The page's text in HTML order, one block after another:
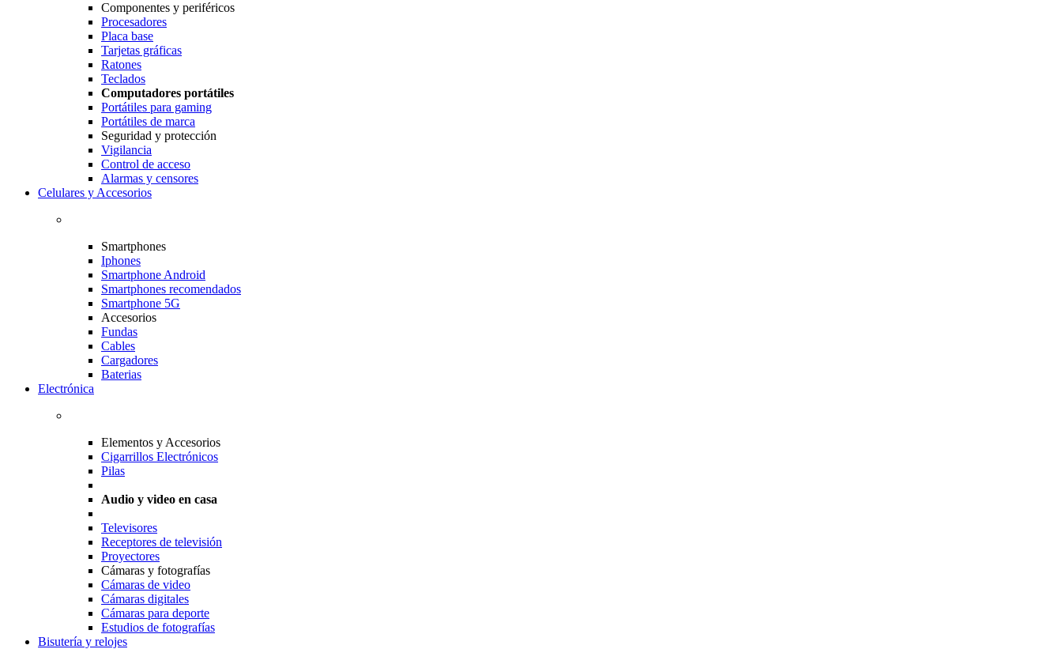
Componentes y periféricos
Procesadores
Placa base
Tarjetas gráficas
Ratones
Teclados
Computadores portátiles
Portátiles para gaming
Portátiles de marca
Seguridad y protección
Vigilancia
Control de acceso
Alarmas y censores
Celulares y Accesorios
Smartphones
Iphones
Smartphone Android
Smartphones recomendados
Smartphone 5G
Accesorios
Fundas
Cables
Cargadores
Baterias
Electrónica
Elementos y Accesorios
Cigarrillos Electrónicos
Pilas
Audio y video en casa
Televisores
Receptores de televisión
Proyectores
Cámaras y fotografías
Cámaras de video
Cámaras digitales
Cámaras para deporte
Estudios de fotografías
Bisutería y relojes